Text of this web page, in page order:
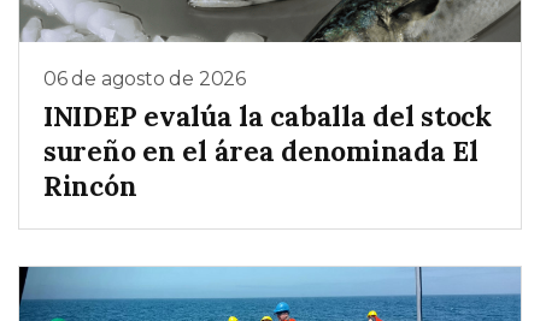
06 de agosto de 2026
INIDEP evalúa la caballa del stock
sureño en el área denominada El
Rincón